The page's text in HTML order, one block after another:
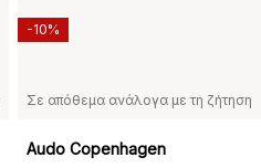
Σε απόθεμα ανάλογα με τη ζήτηση
Audo Copenhagen
-10%